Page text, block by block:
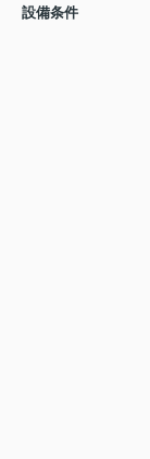
設備条件